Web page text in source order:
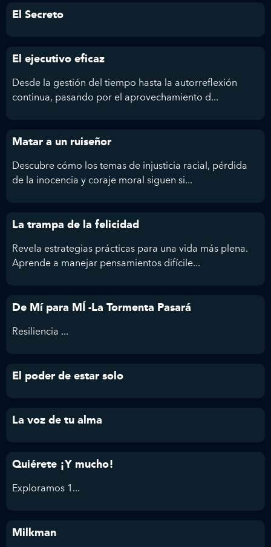
El Secreto
El ejecutivo eficaz
Desde la gestión del tiempo hasta la autorreflexión
continua, pasando por el aprovechamiento d...
Matar a un ruiseñor
Descubre cómo los temas de injusticia racial, pérdida
de la inocencia y coraje moral siguen si...
La trampa de la felicidad
Revela estrategias prácticas para una vida más plena.
Aprende a manejar pensamientos difícile...
De Mí para MÍ -La Tormenta Pasará
Resiliencia ...
El poder de estar solo
La voz de tu alma
Quiérete ¡Y mucho!
Exploramos 1...
Milkman